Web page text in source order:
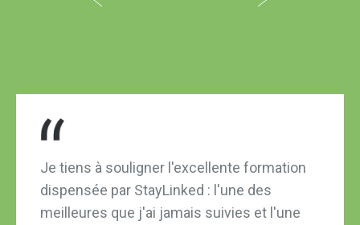
Je tiens à souligner l'excellente formation
dispensée par StayLinked : l'une des
meilleures que j'ai jamais suivies et l'une